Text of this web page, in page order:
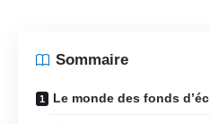
Sommaire
Le monde des fonds